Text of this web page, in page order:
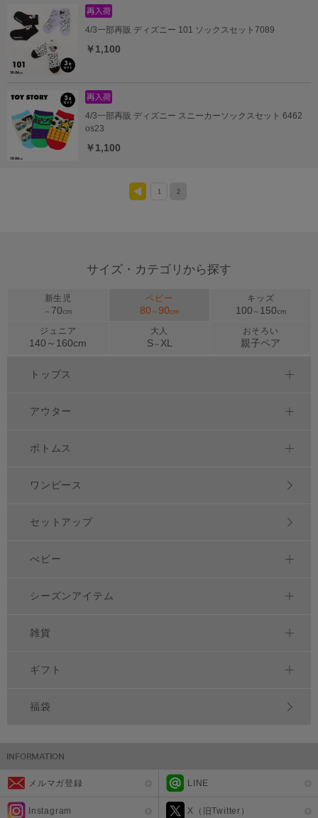
4/3一部再販 ディズニー 101 ソックスセット7089
￥1,100
4/3一部再販 ディズニー スニーカーソックスセット 6462
os23
￥1,100
1 2
サイズ・カテゴリから探す
新生児
～ 70cm
ベビー
80 ～90cm
キッズ
100 ～ 150cm
ジュニア
140～ 160cm
大人
S～ XL
おそろい
親子ペア
トップス
アウター
ボトムス
ワンピース
セットアップ
べビー
シーズンアイテム
雑貨
ギフト
福袋
メルマガ登録 LINE
Instagram X（旧Twitter）